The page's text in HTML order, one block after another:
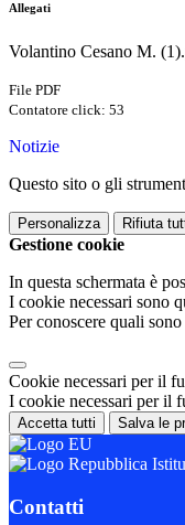
Allegati
Volantino Cesano M.
File PDF
Contatore click: 53
Notizie
Questo sito o gli
Personalizza Rifiuta
Gestione cookie
In questa schermata è
I cookie necessari sono
Per conoscere quali
Cookie necessari per il
I cookie necessari per il
Accetta tutti Salva le
Contatti